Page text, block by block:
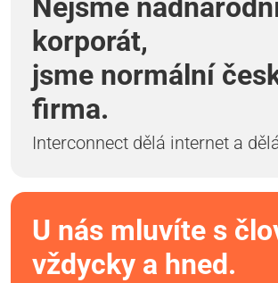
Nejsme
korporát,
jsme normální
firma.
Interconnect dělá internet a
U nás mluvíte s
vždycky a hned.